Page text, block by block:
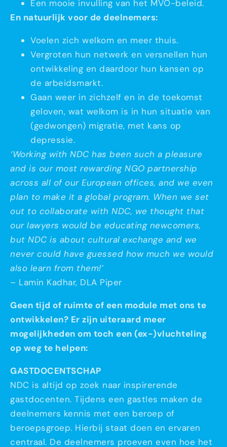
Een mooie invulling van het MVO-beleid.
En natuurlijk voor de deelnemers:
Voelen zich welkom en meer thuis.
Vergroten hun netwerk en versnellen hun
ontwikkeling en daardoor hun kansen op
de arbeidsmarkt.
Gaan weer in zichzelf en in de toekomst
geloven, wat welkom is in hun situatie van
(gedwongen) migratie, met kans op
depressie.
‘Working with NDC has been such a pleasure
and is our most rewarding NGO partnership
across all of our European offices, and we even
plan to make it a global program. When we set
out to collaborate with NDC, we thought that
our lawyers would be educating newcomers,
but NDC is about cultural exchange and we
never could have guessed how much we would
also learn from them!’
– Lamin Kadhar, DLA Piper
Geen tijd of ruimte of een module met ons te
ontwikkelen? Er zijn uiteraard meer
mogelijkheden om toch een (ex-)vluchteling
op weg te helpen:
GASTDOCENTSCHAP
NDC is altijd op zoek naar inspirerende
gastdocenten. Tijdens een gastles maken de
deelnemers kennis met een beroep of
beroepsgroep. Hierbij staat doen en ervaren
centraal. De deelnemers proeven even hoe het